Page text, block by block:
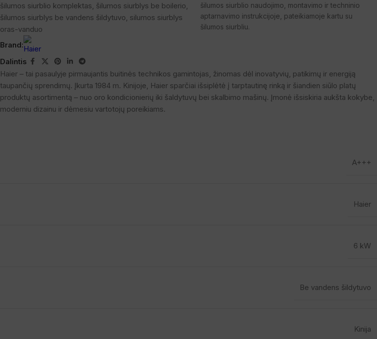
šilumos siurblio komplektas, šilumos siurblys be boilerio,
šilumos siurblys be vandens šildytuvo, silumos siurblys
oras-vanduo
Brand:
Dalintis
šilumos siurblio naudojimo, montavimo ir techninio
aptarnavimo instrukcijoje, pateikiamoje kartu su
šilumos siurbliu.
Haier – tai pasaulyje pirmaujantis buitinės technikos gamintojas, žinomas dėl inovatyvių, patikimų ir energiją
taupančių sprendimų. Įkurta 1984 m. Kinijoje, Haier sparčiai išsiplėtė į tarptautinę rinką ir šiandien siūlo platų
produktų asortimentą – nuo oro kondicionierių iki šaldytuvų bei skalbimo mašinų. Įmonė išsiskiria aukšta kokybe,
moderniu dizainu ir dėmesiu vartotojų poreikiams.
A+++
Haier
6 kW
Be vandens šildytuvo
Kinija